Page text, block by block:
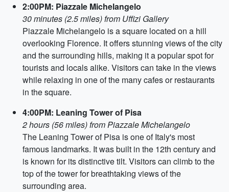
2:00PM: Piazzale Michelangelo
30 minutes (2.5 miles) from Uffizi Gallery
Piazzale Michelangelo is a square located on a hill
overlooking Florence. It offers stunning views of the city
and the surrounding hills, making it a popular spot for
tourists and locals alike. Visitors can take in the views
while relaxing in one of the many cafes or restaurants
in the square.
4:00PM: Leaning Tower of Pisa
2 hours (56 miles) from Piazzale Michelangelo
The Leaning Tower of Pisa is one of Italy's most
famous landmarks. It was built in the 12th century and
is known for its distinctive tilt. Visitors can climb to the
top of the tower for breathtaking views of the
surrounding area.